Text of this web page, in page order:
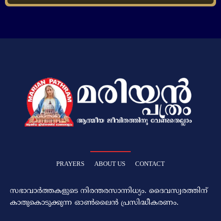
PRAYERS ABOUT US CONTACT
സഭാവാര്‍ത്തകളുടെ നിരന്തരസാന്നിധ്യം. ദൈവസ്വരത്തിന്‌
കാതുകൊടുക്കുന്ന ഓണ്‍ലൈന്‍ പ്രസിദ്ധീകരണം.